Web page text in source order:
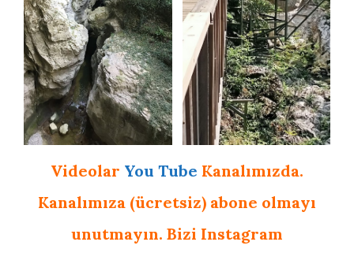
Videolar You Tube Kanalımızda.
Kanalımıza (ücretsiz) abone olmayı
unutmayın. Bizi Instagram